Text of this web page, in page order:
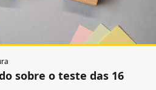
sobre o teste das 16